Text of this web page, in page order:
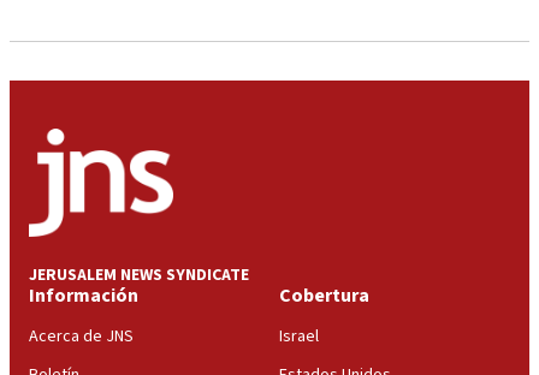
JERUSALEM NEWS SYNDICATE
Información
Acerca de JNS
Cobertura
Israel